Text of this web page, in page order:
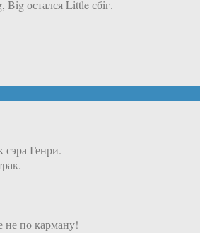
остался Little сбiг.
сэра Генри.
не по карману!